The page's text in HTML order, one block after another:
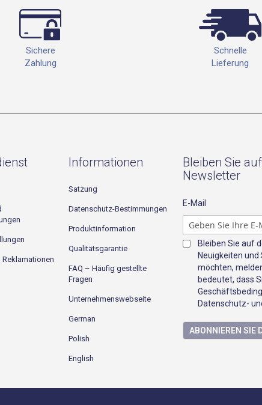
Sichere
Zahlung
Schnelle
Lieferung
Reklamationen
Informationen
Satzung
Datenschutz-Bestimmungen
Produktinformation
Qualitätsgarantie
FAQ – Häufig gestellte
Fragen
Unternehmenswebseite
German
Polish
English
Bleiben Sie
Newsletter
E-Mail
Bleiben Sie auf
Neuigkeiten
möchten,
bedeutet, dass
Datenschutz-
ABONNIEREN SIE